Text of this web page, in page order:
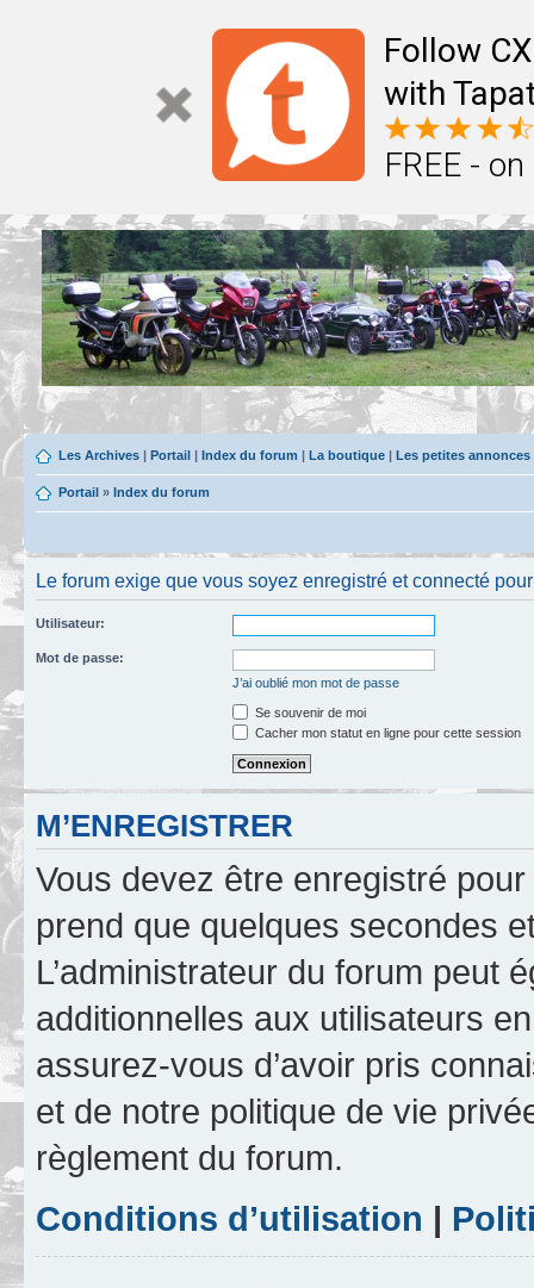
Follow
with
FREE -
Les Archives | Portail | Index du forum | La boutique | Les petites
Portail » Index du forum
Le forum exige que vous soyez enregistré et connecté
Utilisateur:
Mot de passe:
J’ai oublié mon mot de passe
Se souvenir de moi
Cacher mon statut en ligne pour cette session
M’ENREGISTRER
Vous devez être enregistré
prend que quelques secondes
L’administrateur du forum peut
additionnelles aux utilisateurs
assurez-vous d’avoir pris
et de notre politique de vie
règlement du forum.
Conditions d’utilisation |